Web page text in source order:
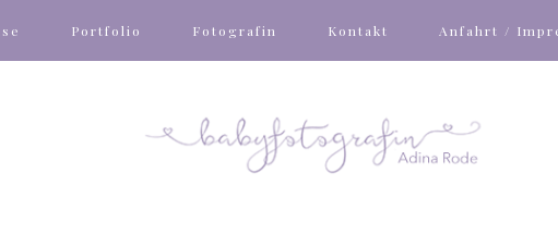
Portfolio Fotografin Kontakt Anfahrt /